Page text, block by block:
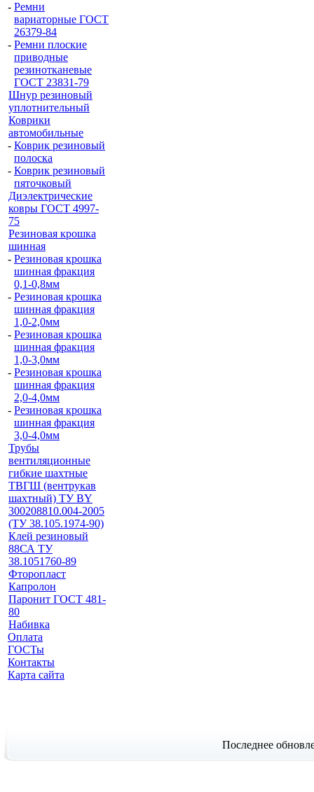
- Ремни
вариаторные ГОСТ
26379-84
- Ремни плоские
приводные
резинотканевые
ГОСТ 23831-79
Шнур резиновый
уплотнительный
Коврики
автомобильные
- Коврик резиновый
полоска
- Коврик резиновый
пяточковый
Диэлектрические
ковры ГОСТ 4997-
75
Резиновая крошка
шинная
- Резиновая крошка
шинная фракция
0,1-0,8мм
- Резиновая крошка
шинная фракция
1,0-2,0мм
- Резиновая крошка
шинная фракция
1,0-3,0мм
- Резиновая крошка
шинная фракция
2,0-4,0мм
- Резиновая крошка
шинная фракция
3,0-4,0мм
Трубы
вентиляционные
гибкие шахтные
ТВГШ (вентрукав
шахтный) ТУ BY
300208810.004-2005
(ТУ 38.105.1974-90)
Клей резиновый
88СА ТУ
38.1051760-89
Фторопласт
Капролон
Паронит ГОСТ 481-
80
Набивка
Оплата
ГОСТы
Контакты
Карта сайта
Последнее